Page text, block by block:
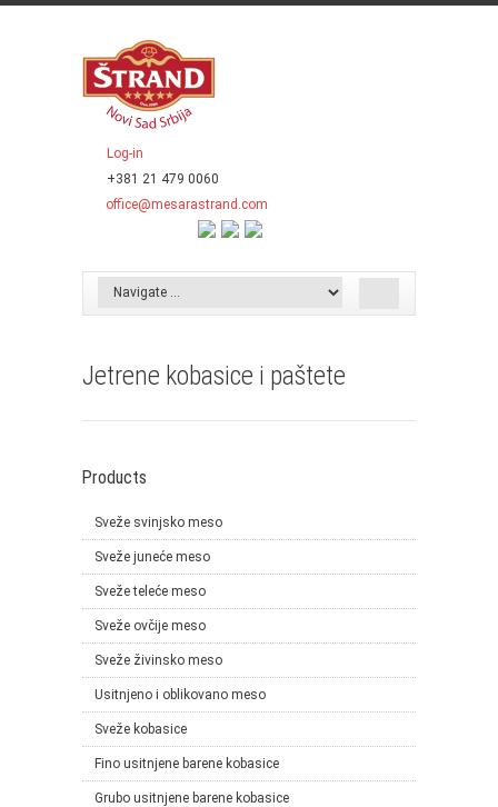
Log-in
+381 21 479 0060
office@mesarastrand.com
Jetrene kobasice i paštete
Products
Sveže svinjsko meso
Sveže juneće meso
Sveže teleće meso
Sveže ovčije meso
Sveže živinsko meso
Usitnjeno i oblikovano meso
Sveže kobasice
Fino usitnjene barene kobasice
Grubo usitnjene barene kobasice